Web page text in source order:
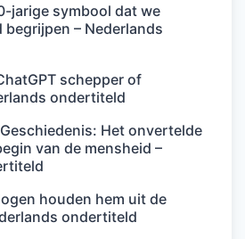
jarige symbool dat we
– Nederlands
schepper of
ondertiteld
Het onvertelde
van de mensheid –
houden hem uit de
ondertiteld